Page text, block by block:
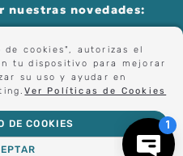
cookies", autorizas el
tu dispositivo para mejorar
su uso y ayudar en
Ver Políticas de Cookies
DE COOKIES
nuestras novedades: